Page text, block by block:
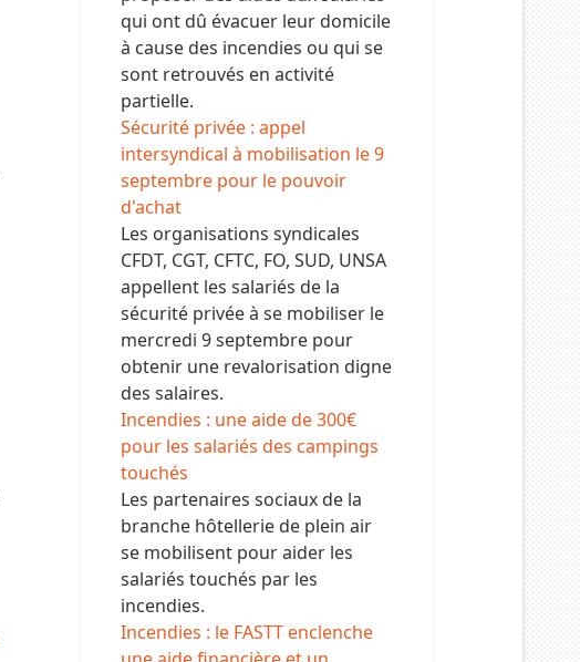
qui ont dû évacuer leur domicile
à cause des incendies ou qui se
sont retrouvés en activité
partielle.
Sécurité privée : appel
intersyndical à mobilisation le 9
septembre pour le pouvoir
d'achat
Les organisations syndicales
CFDT, CGT, CFTC, FO, SUD, UNSA
appellent les salariés de la
sécurité privée à se mobiliser le
mercredi 9 septembre pour
obtenir une revalorisation digne
des salaires.
Incendies : une aide de 300€
pour les salariés des campings
touchés
Les partenaires sociaux de la
branche hôtellerie de plein air
se mobilisent pour aider les
salariés touchés par les
incendies.
Incendies : le FASTT enclenche